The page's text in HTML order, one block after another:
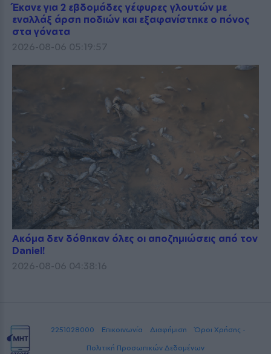
Έκανε για 2 εβδομάδες γέφυρες γλουτών με
εναλλάξ άρση ποδιών και εξαφανίστηκε ο πόνος
στα γόνατα
2026-08-06 05:19:57
Ακόμα δεν δόθηκαν όλες οι αποζημιώσεις από τον
Daniel!
2026-08-06 04:38:16
2251028000 Επικοινωνία Διαφήμιση
Όροι Χρήσης -
Πολιτική Προσωπικών Δεδομένων